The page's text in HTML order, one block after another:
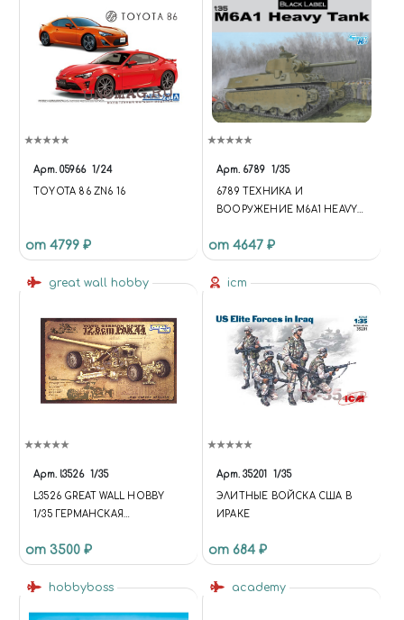
Арт. 05966 1/24
TOYOTA 86 ZN6 16
от 4799 ₽
Арт. 6789 1/35
6789 ТЕХНИКА И
ВООРУЖЕНИЕ M6A1 HEAVY
от 4647 ₽
great wall hobby
Арт. l3526 1/35
L3526 GREAT WALL HOBBY
1/35 ГЕРМАНСКАЯ
12.8 CM PAK 44
от 3500 ₽
icm
Арт. 35201 1/35
ЭЛИТНЫЕ ВОЙСКА США В
ИРАКЕ
от 684 ₽
hobbyboss academy